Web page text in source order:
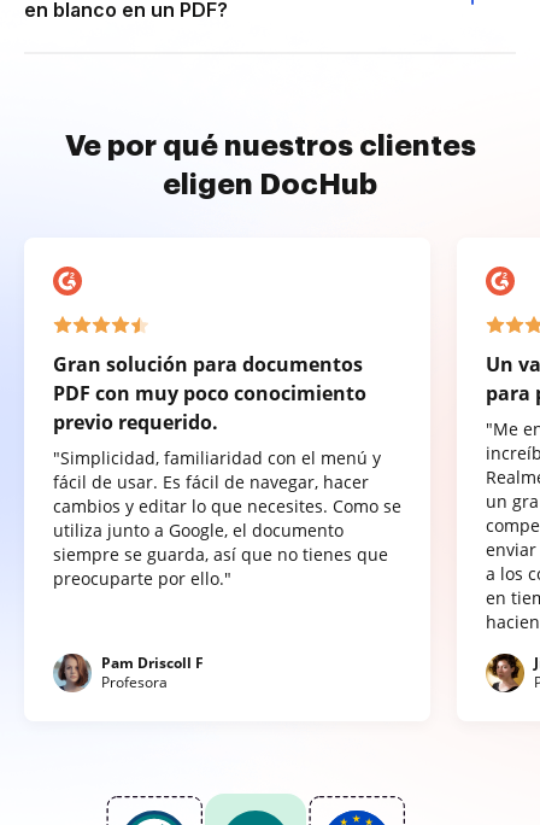
en blanco en un PDF?
Ve por qué nuestros clientes
eligen DocHub
Gran solución para documentos
PDF con muy poco conocimiento
previo requerido.
"Simplicidad, familiaridad con el menú y
fácil de usar. Es fácil de navegar, hacer
cambios y editar lo que necesites. Como se
utiliza junto a Google, el documento
siempre se guarda, así que no tienes que
preocuparte por ello."
Pam Driscoll F
Profesora
Un
para
"Me
un
a los
en